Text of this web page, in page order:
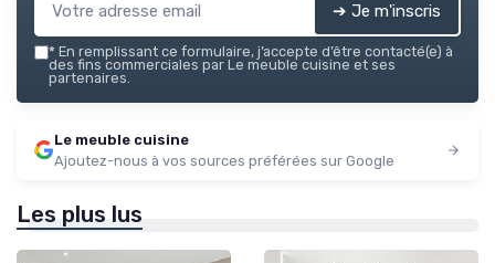
➔ Je m'inscris
* En remplissant ce formulaire, j’accepte d’être contacté(e) à
des fins commerciales par Le meuble cuisine et ses
partenaires.
Le meuble cuisine
Ajoutez-nous à vos sources préférées sur Google
Les plus lus